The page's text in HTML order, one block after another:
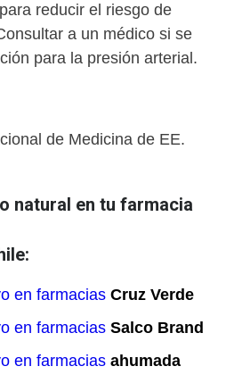
reducir el riesgo de
a un médico si se
para la presión arterial.
de Medicina de EE.
natural en tu farmacia
en farmaciasCruz Verde
en farmaciasSalco Brand
en farmaciasahumada